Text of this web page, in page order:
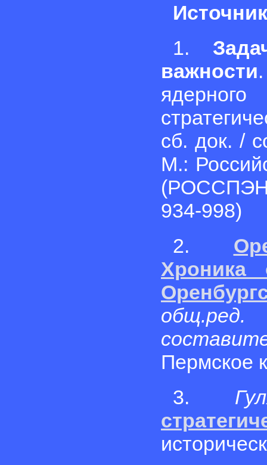
1.
важности
сб. док. /
М.:
934-998)
2.
Хроника
Пермское
3.